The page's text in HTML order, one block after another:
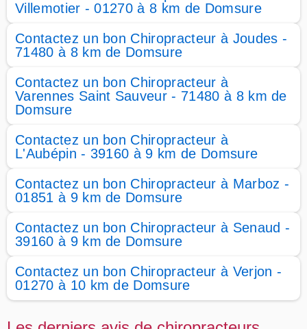
Villemotier - 01270 à 8 km de Domsure
Contactez un bon Chiropracteur à Joudes -
71480 à 8 km de Domsure
Contactez un bon Chiropracteur à
Varennes Saint Sauveur - 71480 à 8 km de
Domsure
Contactez un bon Chiropracteur à
L'Aubépin - 39160 à 9 km de Domsure
Contactez un bon Chiropracteur à Marboz -
01851 à 9 km de Domsure
Contactez un bon Chiropracteur à Senaud -
39160 à 9 km de Domsure
Contactez un bon Chiropracteur à Verjon -
01270 à 10 km de Domsure